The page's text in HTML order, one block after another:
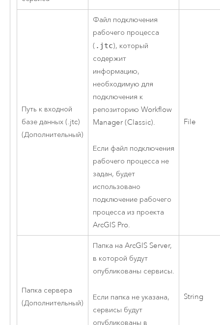
Путь к входной
базе данных (.jtc)
(Дополнительный)
Файл подключения
рабочего процесса
( .jtc), который
содержит
информацию,
необходимую для
подключения к
репозиторию Workflow
Manager (Classic).
Если файл подключения
рабочего процесса не
задан, будет
использовано
подключение рабочего
процесса из проекта
ArcGIS Pro.
File
Папка сервера
(Дополнительный)
Папка на ArcGIS Server,
в которой будут
опубликованы сервисы.
Если папка не указана,
сервисы будут
опубликованы в
String